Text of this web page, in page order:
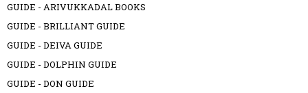
GUIDE - ARIVUKKADAL BOOKS
GUIDE - BRILLIANT GUIDE
GUIDE - DEIVA GUIDE
GUIDE - DOLPHIN GUIDE
GUIDE - DON GUIDE